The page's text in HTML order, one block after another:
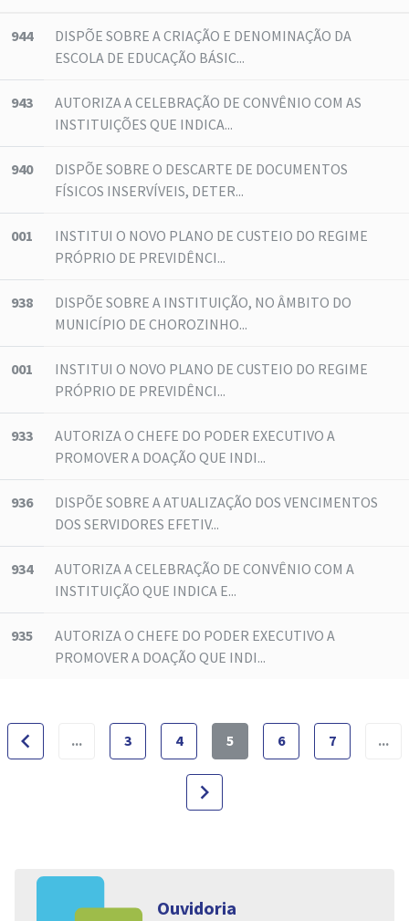
944
DISPÕE SOBRE A CRIAÇÃO E DENOMINAÇÃO DA
ESCOLA DE EDUCAÇÃO BÁSIC...
943
AUTORIZA A CELEBRAÇÃO DE CONVÊNIO COM AS
INSTITUIÇÕES QUE INDICA...
940
DISPÕE SOBRE O DESCARTE DE DOCUMENTOS
FÍSICOS INSERVÍVEIS, DETER...
001
INSTITUI O NOVO PLANO DE CUSTEIO DO REGIME
PRÓPRIO DE PREVIDÊNCI...
938
DISPÕE SOBRE A INSTITUIÇÃO, NO ÂMBITO DO
MUNICÍPIO DE CHOROZINHO...
001
INSTITUI O NOVO PLANO DE CUSTEIO DO REGIME
PRÓPRIO DE PREVIDÊNCI...
933
AUTORIZA O CHEFE DO PODER EXECUTIVO A
PROMOVER A DOAÇÃO QUE INDI...
936
DISPÕE SOBRE A ATUALIZAÇÃO DOS VENCIMENTOS
DOS SERVIDORES EFETIV...
934
AUTORIZA A CELEBRAÇÃO DE CONVÊNIO COM A
INSTITUIÇÃO QUE INDICA E...
935
AUTORIZA O CHEFE DO PODER EXECUTIVO A
PROMOVER A DOAÇÃO QUE INDI...
navigate_before ... 3 4 5 6 7 ...
navigate_next
Ouvidoria